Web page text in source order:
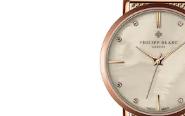
Cod produs:
PB6-S158R
Part number key:
D1QXY0MBM